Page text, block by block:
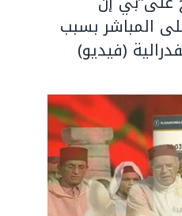
المباشر بسبب
(فيديو)